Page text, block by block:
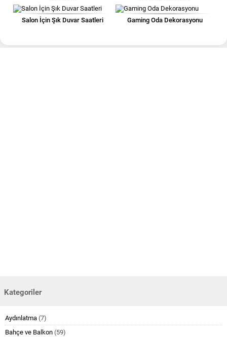
Salon İçin Şık Duvar Saatleri Gaming Oda Dekorasyonu
Kategoriler
Aydınlatma (7)
Bahçe ve Balkon (59)